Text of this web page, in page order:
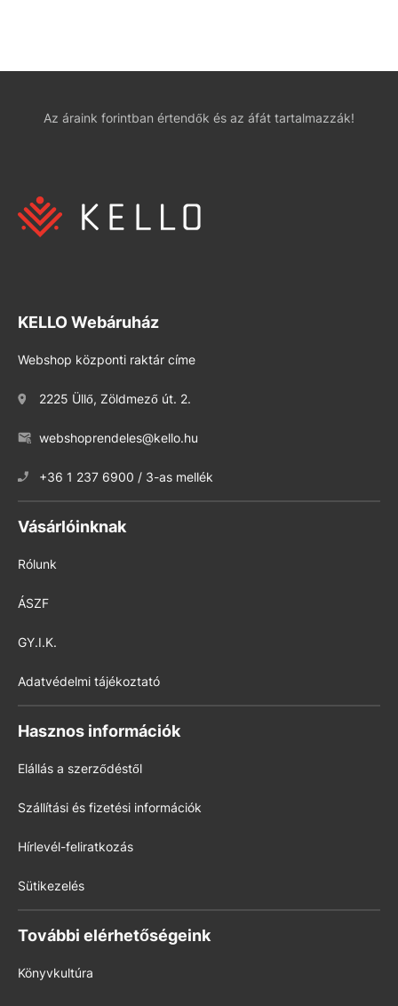
Az áraink forintban értendők és az áfát tartalmazzák!
KELLO Webáruház
Webshop központi raktár címe
2225 Üllő, Zöldmező út. 2.
webshoprendeles@kello.hu
+36 1 237 6900 / 3-as mellék
Vásárlóinknak
Rólunk
ÁSZF
GY.I.K.
Adatvédelmi tájékoztató
Hasznos információk
Elállás a szerződéstől
Szállítási és fizetési információk
Hírlevél-feliratkozás
Sütikezelés
További elérhetőségeink
Könyvkultúra